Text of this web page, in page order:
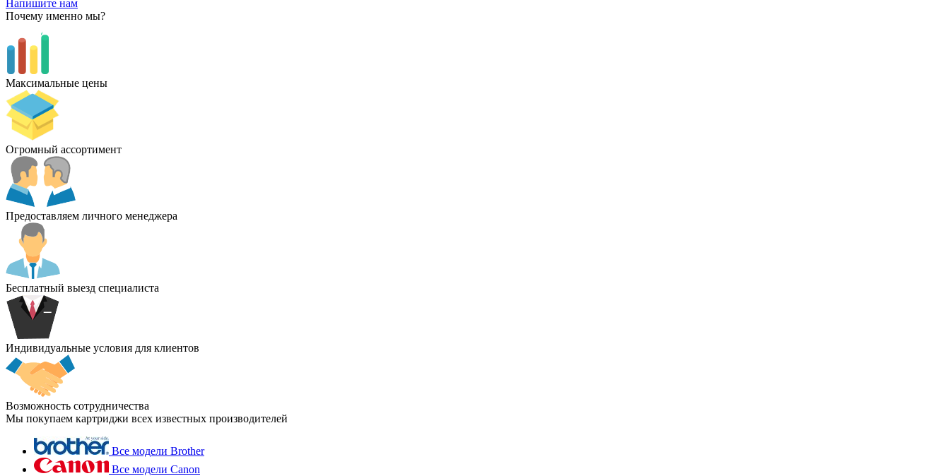
Напишите нам
Почему именно мы?
Максимальные цены
Огромный ассортимент
Предоставляем личного менеджера
Бесплатный выезд специалиста
Индивидуальные условия для клиентов
Возможность сотрудничества
Мы покупаем картриджи всех известных производителей
Все модели Brother
Все модели Canon